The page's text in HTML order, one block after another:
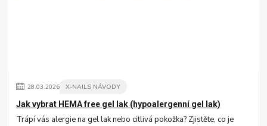
28.03.2026 X-NAILS NÁVODY
Jak vybrat HEMA free gel lak (hypoalergenní gel lak)
Trápí vás alergie na gel lak nebo citlivá pokožka? Zjistěte, co je